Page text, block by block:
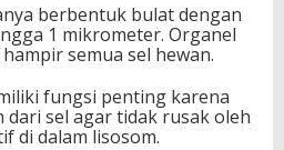
berbentuk bulat dengan
1 mikrometer. Organel
semua sel hewan.
fungsi penting karena
dari sel agar tidak rusak oleh
di dalam lisosom.